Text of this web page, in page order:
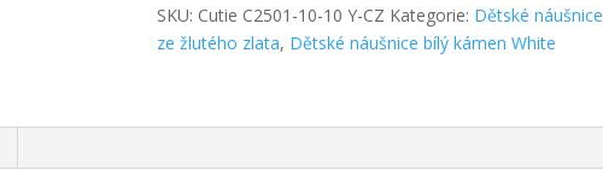
NC2501-
10
SKU: Cutie C2501-10-10 Y-CZ Kategorie: Dětské náušnice
ze žlutého zlata, Dětské náušnice bílý kámen White